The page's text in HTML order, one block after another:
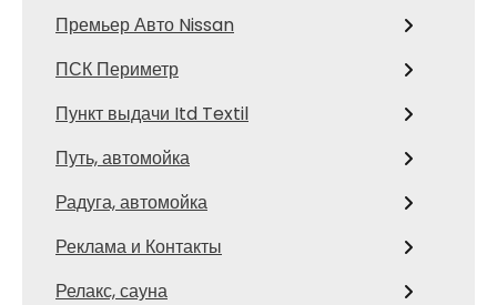
Премьер Авто Nissan
ПСК Периметр
Пункт выдачи Itd Textil
Путь, автомойка
Радуга, автомойка
Реклама и Контакты
Релакс, сауна